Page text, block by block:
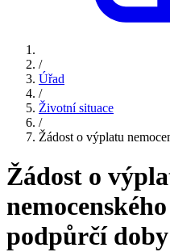
/
Úřad
/
Životní situace
/
Žádost o výplatu
Žádost o
podpůrčí doby